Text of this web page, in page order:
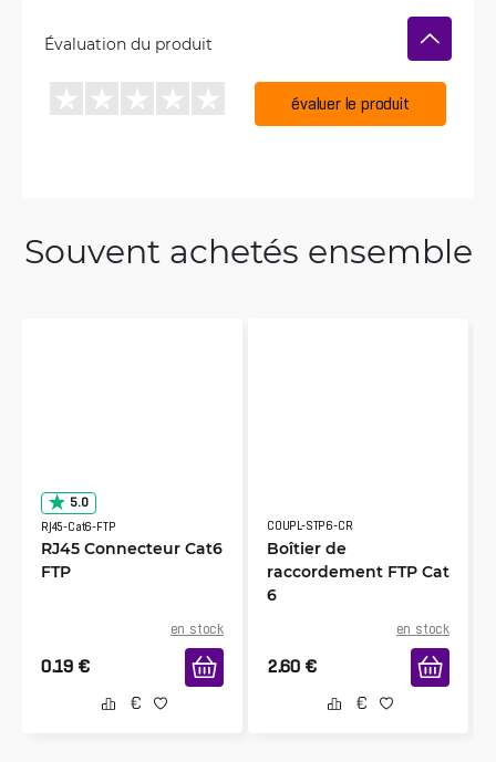
Évaluation du produit
évaluer le produit
Souvent achetés ensemble
5.0
RJ45-Cat6-FTP
RJ45 Connecteur Cat6
FTP
en stock
0.19 €
COUPL-STP6-CR
Boîtier de
raccordement FTP Cat
6
en stock
2.60 €